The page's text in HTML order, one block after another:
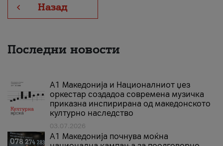
Назад
Последни новости
А1 Македонија и Националниот џез
оркестар создадоа современа музичка
приказна инспирирана од македонското
културно наследство
03.07.2026
A1 Македонија почнува моќна